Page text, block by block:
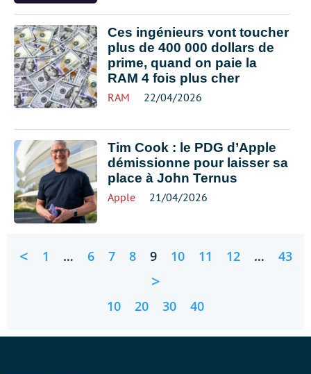
Ces ingénieurs vont toucher
plus de 400 000 dollars de
prime, quand on paie la
RAM 4 fois plus cher
RAM 22/04/2026
Tim Cook : le PDG d’Apple
démissionne pour laisser sa
place à John Ternus
Apple 21/04/2026
< 1 … 6 7 8 9 10 11 12 … 43
>
10 20 30 40